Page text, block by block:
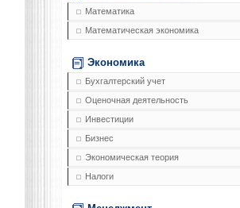
Математика
Математическая экономика
Экономика
Бухгалтерский учет
Оценочная деятельность
Инвестиции
Бизнес
Экономическая теория
Налоги